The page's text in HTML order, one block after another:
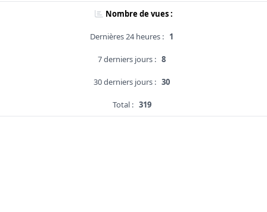
Nombre de vues :
Dernières 24 heures : 1
7 derniers jours : 8
30 derniers jours : 30
Total : 319